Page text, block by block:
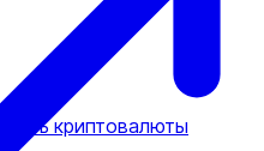
криптовалюты